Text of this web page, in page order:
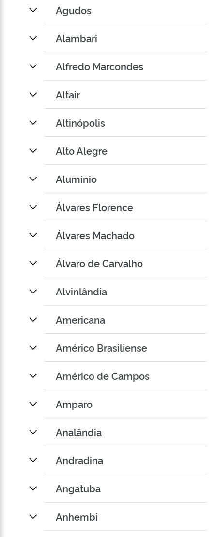
Agudos
Alambari
Alfredo Marcondes
Altair
Altinópolis
Alto Alegre
Alumínio
Álvares Florence
Álvares Machado
Álvaro de Carvalho
Alvinlândia
Americana
Américo Brasiliense
Américo de Campos
Amparo
Analândia
Andradina
Angatuba
Anhembi